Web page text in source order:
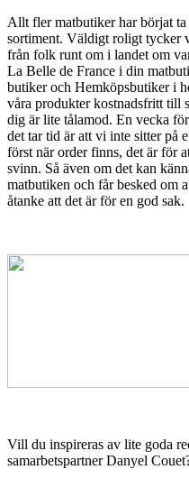
Allt fler matbutiker har börjat
sortiment. Väldigt roligt tycker
från folk runt om i landet om
La Belle de France i din
butiker och Hemköpsbutiker i
våra produkter kostnadsfritt till
dig är lite tålamod. En vecka
det tar tid är att vi inte sitter på
först när order finns, det är för
svinn. Så även om det kan
matbutiken och får besked om
åtanke att det är för en god sak.
Vill du inspireras av lite goda
samarbetspartner Danyel